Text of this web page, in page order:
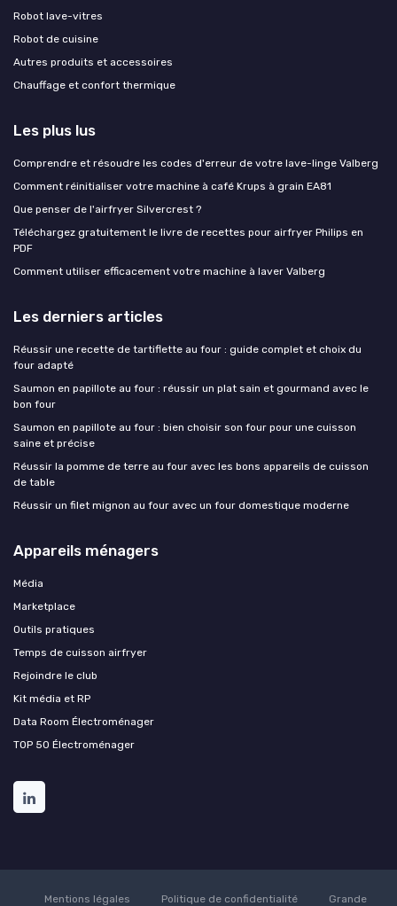
Robot lave-vitres
Robot de cuisine
Autres produits et accessoires
Chauffage et confort thermique
Les plus lus
Comprendre et résoudre les codes d'erreur de votre lave-linge Valberg
Comment réinitialiser votre machine à café Krups à grain EA81
Que penser de l'airfryer Silvercrest ?
Téléchargez gratuitement le livre de recettes pour airfryer Philips en
PDF
Comment utiliser efficacement votre machine à laver Valberg
Les derniers articles
Réussir une recette de tartiflette au four : guide complet et choix du
four adapté
Saumon en papillote au four : réussir un plat sain et gourmand avec le
bon four
Saumon en papillote au four : bien choisir son four pour une cuisson
saine et précise
Réussir la pomme de terre au four avec les bons appareils de cuisson
de table
Réussir un filet mignon au four avec un four domestique moderne
Appareils ménagers
Média
Marketplace
Outils pratiques
Temps de cuisson airfryer
Rejoindre le club
Kit média et RP
Data Room Électroménager
TOP 50 Électroménager
Mentions légales Politique de confidentialité
Grande